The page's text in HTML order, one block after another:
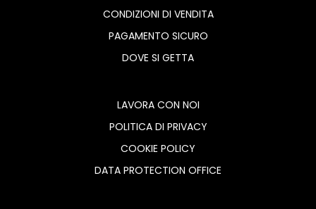
CONDIZIONI DI VENDITA
PAGAMENTO SICURO
DOVE SI GETTA
LAVORA CON NOI
POLITICA DI PRIVACY
COOKIE POLICY
DATA PROTECTION OFFICE